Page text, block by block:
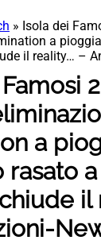
» Isola dei
a
il reality… –
a
rasato
il